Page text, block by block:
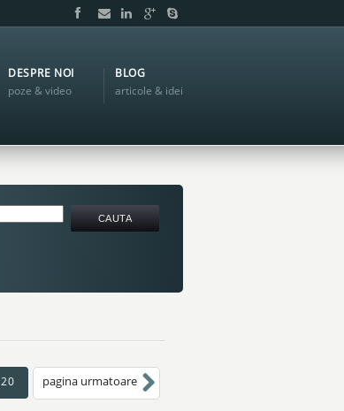
DESPRE NOI
poze & video
BLOG
articole & idei
20 pagina urmatoare